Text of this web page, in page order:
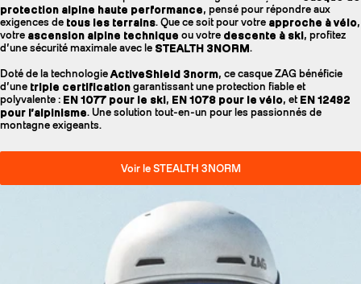
protection alpine haute performance, pensé pour répondre aux
exigences de tous les terrains. Que ce soit pour votre approche à vélo,
votre ascension alpine technique ou votre descente à ski, profitez
d’une sécurité maximale avec le STEALTH 3NORM.
Doté de la technologie ActiveShield 3norm, ce casque ZAG bénéficie
d’une triple certification garantissant une protection fiable et
polyvalente : EN 1077 pour le ski, EN 1078 pour le vélo, et EN 12492
pour l’alpinisme. Une solution tout-en-un pour les passionnés de
montagne exigeants.
Voir le STEALTH 3NORM